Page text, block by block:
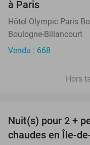
à Paris
Hôtel Olympic Paris
Boulogne-Billancourt
Vendu : 668
Hors
Nuit(s) pour 2 +
chaudes en Île-